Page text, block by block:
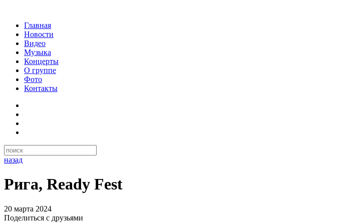
Главная
Новости
Видео
Музыка
Концерты
О группе
Фото
Контакты
назад
Рига, Ready Fest
20 марта 2024
Поделиться с друзьями